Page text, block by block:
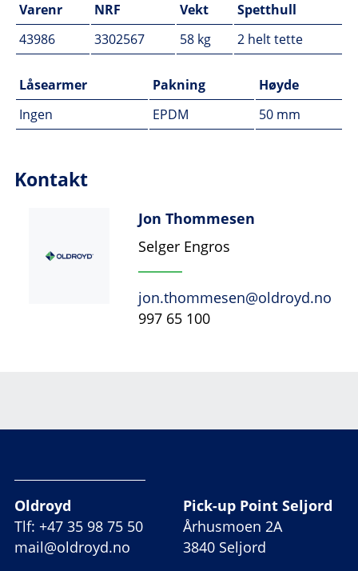
Varenr NRF Vekt
Spetthull
43986
3302567 58 kg 2 helt tette
Låsearmer Pakning
Høyde
Ingen
EPDM 50 mm
Kontakt
Jon Thommesen
Selger Engros
jon.thommesen@oldroyd.no
997 65 100
Oldroyd
Tlf: +47 35 98 75 50
mail@oldroyd.no
Pick-up Point Seljord
Århusmoen 2A
3840 Seljord